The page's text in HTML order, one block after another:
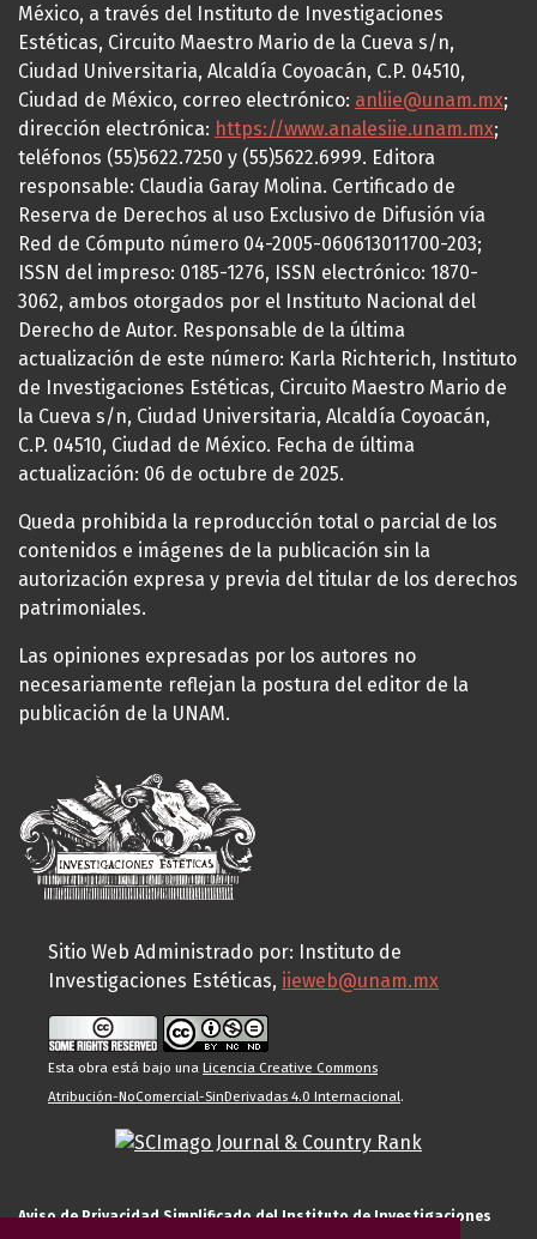
México, a través del Instituto de Investigaciones
Estéticas, Circuito Maestro Mario de la Cueva s/n,
Ciudad Universitaria, Alcaldía Coyoacán, C.P. 04510,
Ciudad de México, correo electrónico: anliie@unam.mx;
dirección electrónica: https://www.analesiie.unam.mx;
teléfonos (55)5622.7250 y (55)5622.6999. Editora
responsable: Claudia Garay Molina. Certificado de
Reserva de Derechos al uso Exclusivo de Difusión vía
Red de Cómputo número 04-2005-060613011700-203;
ISSN del impreso: 0185-1276, ISSN electrónico: 1870-
3062, ambos otorgados por el Instituto Nacional del
Derecho de Autor. Responsable de la última
actualización de este número: Karla Richterich, Instituto
de Investigaciones Estéticas, Circuito Maestro Mario de
la Cueva s/n, Ciudad Universitaria, Alcaldía Coyoacán,
C.P. 04510, Ciudad de México. Fecha de última
actualización: 06 de octubre de 2025.
Queda prohibida la reproducción total o parcial de los
contenidos e imágenes de la publicación sin la
autorización expresa y previa del titular de los derechos
patrimoniales.
Las opiniones expresadas por los autores no
necesariamente reflejan la postura del editor de la
publicación de la UNAM.
Sitio Web Administrado por: Instituto de
Investigaciones Estéticas, iieweb@unam.mx
Esta obra está bajo una Licencia Creative Commons
Atribución-NoComercial-SinDerivadas 4.0 Internacional.
Aviso de Privacidad Simplificado del Instituto de Investigaciones